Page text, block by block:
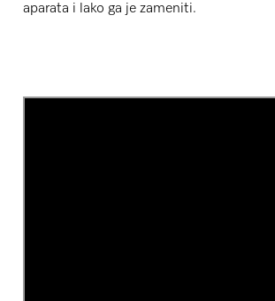
aparata i lako ga je zameniti.